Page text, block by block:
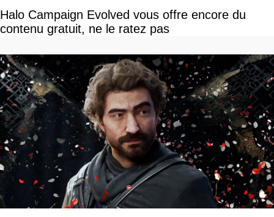
Halo Campaign Evolved vous offre encore du
contenu gratuit, ne le ratez pas